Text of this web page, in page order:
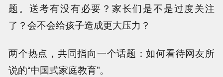
题。送考有没有必要？家长们是不是过度关注
了？会不会给孩子造成更大压力？
两个热点，共同指向一个话题：如何看待网友所
说的“中国式家庭教育”。